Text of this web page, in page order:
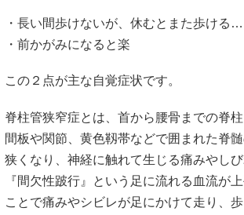
・長い間歩けないが、休むとまた歩け
・前かがみになると楽
この２点が主な自覚症状です。
脊柱管狭窄症とは、首から腰骨までの脊
間板や関節、黄色靱帯などで囲まれた脊
狭くなり、神経に触れて生じる痛みやしび
『間欠性跛行』という足に流れる血流が
ことで痛みやシビレが足にかけて走り、